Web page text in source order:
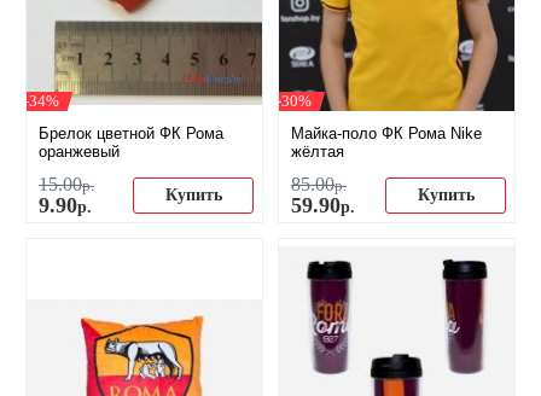
-34%
Брелок цветной ФК Рома
оранжевый
15.00р.
9.90р.
Купить
-30%
Майка-поло ФК Рома Nike
жёлтая
85.00р.
59.90р.
Купить